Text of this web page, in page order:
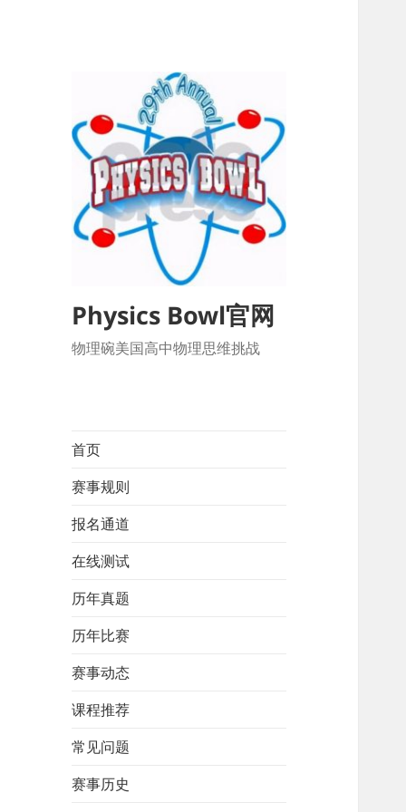
Physics Bowl官网
物理碗美国高中物理思维挑战
首页
赛事规则
报名通道
在线测试
历年真题
历年比赛
赛事动态
课程推荐
常见问题
赛事历史